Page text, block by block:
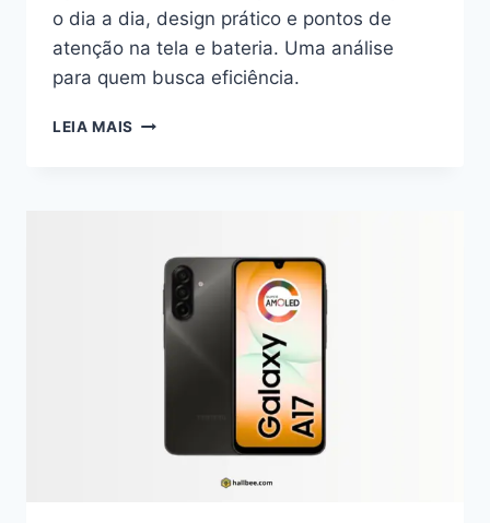
o dia a dia, design prático e pontos de
atenção na tela e bateria. Uma análise
para quem busca eficiência.
LEIA MAIS VIVOBOOK
RYZEN
USO
REAL